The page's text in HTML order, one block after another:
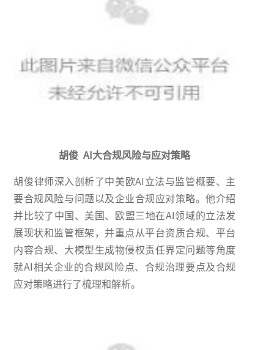
胡俊 AI大合规风险与应对策略
胡俊律师深入剖析了中美欧AI立法与监管概要、主
要合规风险与问题以及企业合规应对策略。他介绍
并比较了中国、美国、欧盟三地在AI领域的立法发
展现状和监管框架，并重点从平台资质合规、平台
内容合规、大模型生成物侵权责任界定问题等角度
就AI相关企业的合规风险点、合规治理要点及合规
应对策略进行了梳理和解析。